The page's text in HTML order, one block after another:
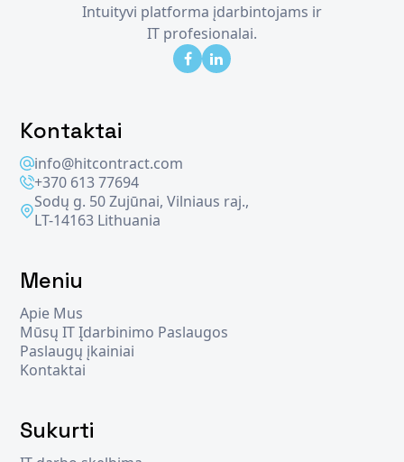
Intuityvi platforma įdarbintojams ir
IT profesionalai.
Kontaktai
info@hitcontract.com
+370 613 77694
Sodų g. 50 Zujūnai, Vilniaus raj.,
LT-14163 Lithuania
Meniu
Apie Mus
Mūsų IT Įdarbinimo Paslaugos
Paslaugų įkainiai
Kontaktai
Sukurti